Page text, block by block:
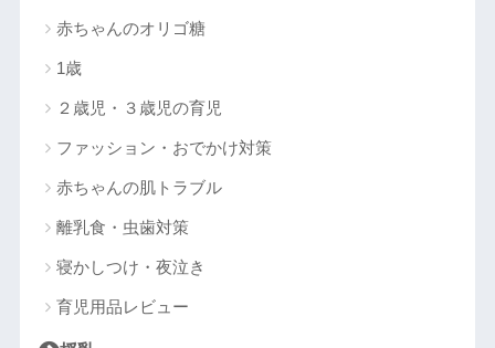
赤ちゃんのオリゴ糖
1歳
２歳児・３歳児の育児
ファッション・おでかけ対策
赤ちゃんの肌トラブル
離乳食・虫歯対策
寝かしつけ・夜泣き
育児用品レビュー